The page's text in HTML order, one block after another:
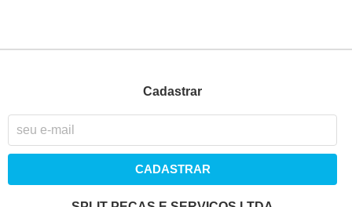
Cadastrar
CADASTRAR